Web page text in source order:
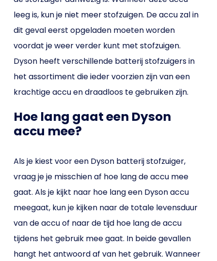
leeg is, kun je niet meer stofzuigen. De accu zal in
dit geval eerst opgeladen moeten worden
voordat je weer verder kunt met stofzuigen.
Dyson heeft verschillende batterij stofzuigers in
het assortiment die ieder voorzien zijn van een
krachtige accu en draadloos te gebruiken zijn.
Hoe lang gaat een Dyson
accu mee?
Als je kiest voor een Dyson batterij stofzuiger,
vraag je je misschien af hoe lang de accu mee
gaat. Als je kijkt naar hoe lang een Dyson accu
meegaat, kun je kijken naar de totale levensduur
van de accu of naar de tijd hoe lang de accu
tijdens het gebruik mee gaat. In beide gevallen
hangt het antwoord af van het gebruik. Wanneer